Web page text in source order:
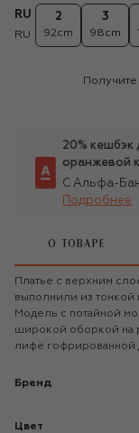
RU
RU
2
92cm
3
98cm
Получите
20% кешбэк
оранжевой
С Альфа-
Подробнее
О ТОВАРЕ
Платье с верхним
выполнили из тонкой
Модель с потайной
широкой оборкой на
лифе гофрированной
Бренд
Цвет